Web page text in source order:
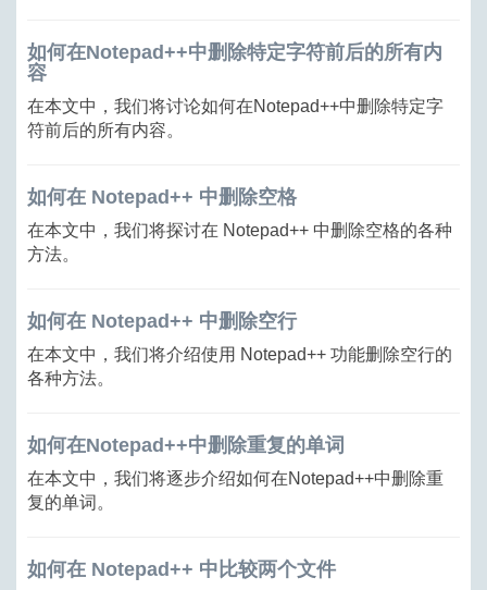
如何在Notepad++中删除特定字符前后的所有内
容
在本文中，我们将讨论如何在Notepad++中删除特定字
符前后的所有内容。
如何在 Notepad++ 中删除空格
在本文中，我们将探讨在 Notepad++ 中删除空格的各种
方法。
如何在 Notepad++ 中删除空行
在本文中，我们将介绍使用 Notepad++ 功能删除空行的
各种方法。
如何在Notepad++中删除重复的单词
在本文中，我们将逐步介绍如何在Notepad++中删除重
复的单词。
如何在 Notepad++ 中比较两个文件